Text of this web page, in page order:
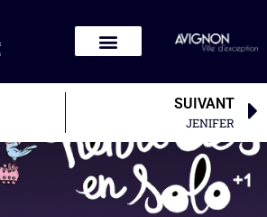
SUIVANT
JENIFER